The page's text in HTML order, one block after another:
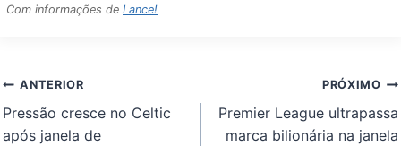
Com informações deLance!
Navegação
de
Post
ANTERIOR
Pressão cresce no Celtic
após janela de
PRÓXIMO
Premier League ultrapassa
marca bilionária na janela